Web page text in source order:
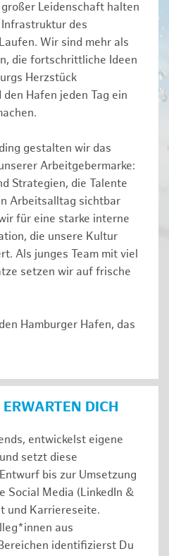
Leidenschaft halten
des
Wir sind mehr als
die fortschrittliche Ideen
Herzstück
Hafen jeden Tag ein
gestalten wir das
Arbeitgebermarke:
Strategien, die Talente
Arbeitsalltag sichtbar
für eine starke interne
die unsere Kultur
Als junges Team mit viel
setzen wir auf frische
Hamburger Hafen, das
DICH
entwickelst eigene
setzt diese
bis zur Umsetzung
Social Media (LinkedIn &
und Karriereseite.
aus
identifizierst Du